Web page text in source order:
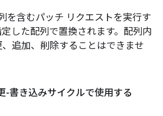
を含むパッチ リクエストを実行す
した配列で置換されます。配列内
追加、削除することはできませ
-書き込みサイクルで使用する